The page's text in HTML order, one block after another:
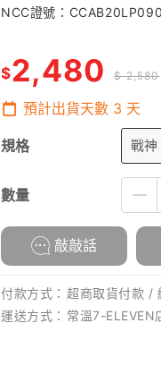
NCC證號：
$2,480 $ 2,580
預計出貨天數 3 天
規格 戰神
數量
敲敲話
付款方式： 超商取貨付款 /
運送方式： 常溫7-ELEVEN